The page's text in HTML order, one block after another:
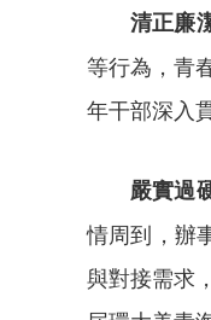
清正廉
等行為，青
年干部深入
嚴實過
情周到，辦
與對接需求